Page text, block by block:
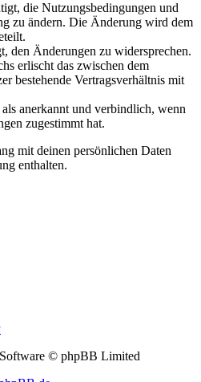
die Nutzungsbedingungen und
zu ändern. Die Änderung wird dem
den Änderungen zu widersprechen.
erlischt das zwischen dem
bestehende Vertragsverhältnis mit
anerkannt und verbindlich, wenn
zugestimmt hat.
mit deinen persönlichen Daten
enthalten.
© phpBB Limited